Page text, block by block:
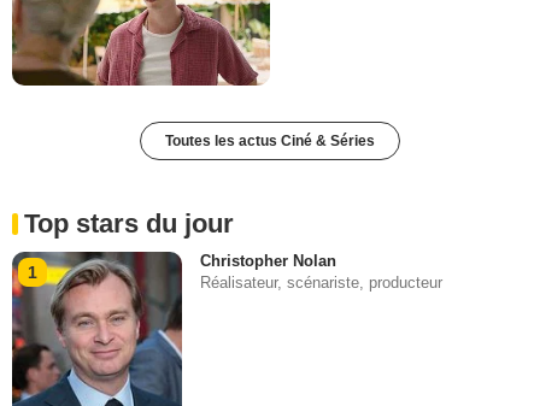
Toutes les actus Ciné & Séries
Top stars du jour
1
Christopher Nolan
Réalisateur, scénariste, producteur